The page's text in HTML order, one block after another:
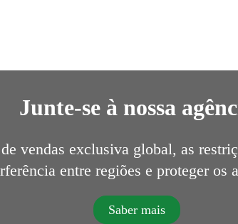
Junte-se à nossa
vendas exclusiva global, as
entre regiões e proteger os
Saber mais